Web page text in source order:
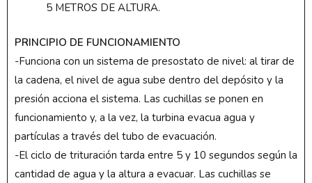
5 METROS DE ALTURA.
PRINCIPIO DE FUNCIONAMIENTO
-Funciona con un sistema de presostato de nivel: al tirar de
la cadena, el nivel de agua sube dentro del depósito y la
presión acciona el sistema. Las cuchillas se ponen en
funcionamiento y, a la vez, la turbina evacua agua y
partículas a través del tubo de evacuación.
-El ciclo de trituración tarda entre 5 y 10 segundos según la
cantidad de agua y la altura a evacuar. Las cuchillas se